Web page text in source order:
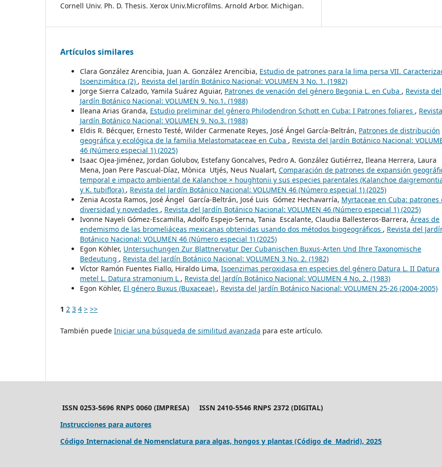
Cornell Univ. Ph. D. Thesis. Xerox Univ.Microfilms. Arnold Arbor. Michigan.
Artículos similares
Clara González Arencibia, Juan A. González Arencibia, Estudio de patrones para la lima persa VII.
Isoenzimática (2) , Revista del Jardín Botánico Nacional: VOLUMEN 3 No. 1. (1982)
Jorge Sierra Calzado, Yamila Suárez Aguiar, Patrones de venación del género Begonia L. en Cuba , Revista del
Jardín Botánico Nacional: VOLUMEN 9. No.1. (1988)
Ileana Arias Granda, Estudio preliminar del género Philodendron Schott en Cuba: I Patrones foliares ,
Jardín Botánico Nacional: VOLUMEN 9. No.3. (1988)
Eldis R. Bécquer, Ernesto Testé, Wilder Carmenate Reyes, José Ángel García-Beltrán, Patrones de distribución
geográfica y ecológica de la familia Melastomataceae en Cuba , Revista del Jardín Botánico Nacional:
46 (Número especial 1) (2025)
Isaac Ojea-Jiménez, Jordan Golubov, Estefany Goncalves, Pedro A. González Gutiérrez, Ileana Herrera, Laura
Mena, Joan Pere Pascual-Díaz, Mònica Utjés, Neus Nualart, Comparación de patrones de expansión
temporal e impacto ambiental de Kalanchoe × houghtonii y sus especies parentales (Kalanchoe
y K. tubiflora) , Revista del Jardín Botánico Nacional: VOLUMEN 46 (Número especial 1) (2025)
Zenia Acosta Ramos, José Ángel García-Beltrán, José Luis Gómez Hechavarría, Myrtaceae en Cuba: patrones
diversidad y novedades , Revista del Jardín Botánico Nacional: VOLUMEN 46 (Número especial 1) (2025)
Ivonne Nayeli Gómez-Escamilla, Adolfo Espejo-Serna, Tania Escalante, Claudia Ballesteros-Barrera, Áreas de
endemismo de las bromeliáceas mexicanas obtenidas usando dos métodos biogeográficos , Revista del
Botánico Nacional: VOLUMEN 46 (Número especial 1) (2025)
Egon Köhler, Untersuchungen Zur Blattnervatur Der Cubanischen Buxus-Arten Und Ihre Taxonomische
Bedeutung , Revista del Jardín Botánico Nacional: VOLUMEN 3 No. 2. (1982)
Víctor Ramón Fuentes Fiallo, Hiraldo Lima, Isoenzimas peroxidasa en especies del género Datura L. II Datura
metel L. Datura stramonium L , Revista del Jardín Botánico Nacional: VOLUMEN 4 No. 2. (1983)
Egon Köhler, El género Buxus (Buxaceae) , Revista del Jardín Botánico Nacional: VOLUMEN 25-26 (2004-2005)
1 2 3 4 > >>
También puede Iniciar una búsqueda de similitud avanzada para este artículo.
ISSN 0253-5696 RNPS 0060 (IMPRESA) ISSN 2410-5546 RNPS 2372 (DIGITAL)
Instrucciones para autores
Código Internacional de Nomenclatura para algas, hongos y plantas (Código de Madrid), 2025